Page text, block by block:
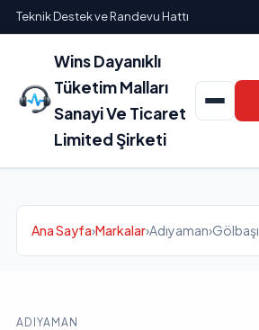
Teknik Destek ve Randevu Hattı
Wins Dayanıklı
Tüketim Malları
Sanayi Ve Ticaret
Limited Şirketi
Ana Sayfa›Markalar›Adıyaman›Gölbaşı
ADIYAMAN